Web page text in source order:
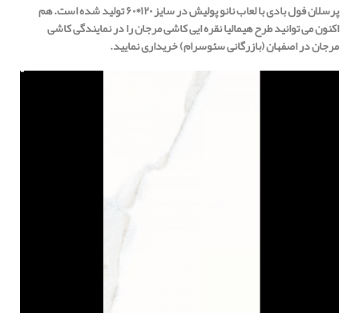
پرسلان فول بادی با لعاب نانو پولیش در سایز ۱۲۰*۶۰ تولید شده است. هم
اکنون می توانید طرح هیمالیا نقره ایی کاشی مرجان را در نمایندگی کاشی
مرجان در اصفهان (بازرگانی سئوسرام) خریداری نمایید.